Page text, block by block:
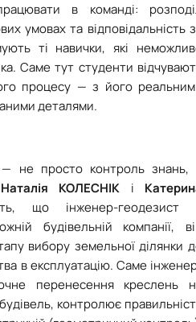
в команді:
умовах та відповідальність
ті навички, які
Саме тут студенти
процесу — з його
деталями.
— не просто контроль знань,
Наталія КОЛЕСНІК і
що інженер-геодезист
будівельній компанії,
вибору земельної ділянки
в експлуатацію. Саме
перенесення креслень
контролює